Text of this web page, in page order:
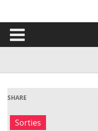
SHARE
Sorties